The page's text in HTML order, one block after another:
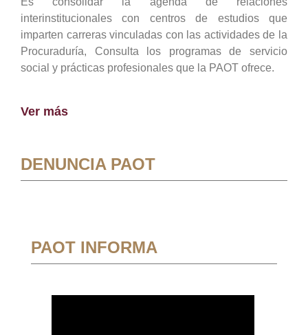
interinstitucionales con centros de estudios que
imparten carreras vinculadas con las actividades de la
Procuraduría, Consulta los programas de servicio
social y prácticas profesionales que la PAOT ofrece.
Ver más
DENUNCIA PAOT
PAOT INFORMA